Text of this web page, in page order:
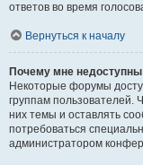
ответов во время
Вернуться к началу
Почему мне
Некоторые форумы
группам пользователей.
них темы и оставлять
потребоваться
администратором